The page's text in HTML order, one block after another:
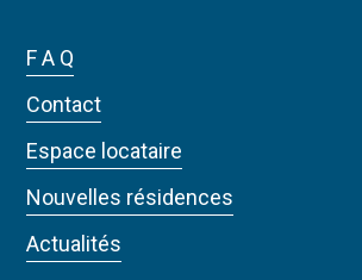
F A Q
Contact
Espace locataire
Nouvelles résidences
Actualités